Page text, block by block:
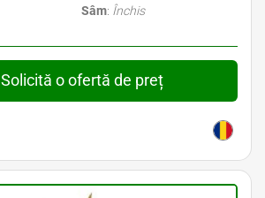
Sâm: Închis
Solicită o ofertă de preț